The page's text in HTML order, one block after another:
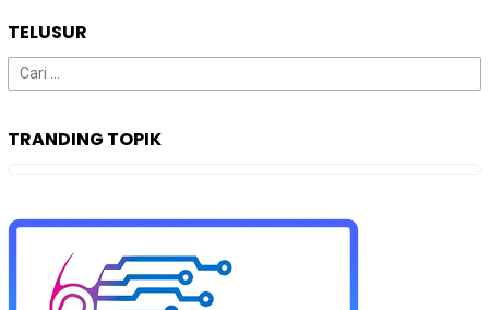
TELUSUR
Cari
untuk:
TRANDING TOPIK